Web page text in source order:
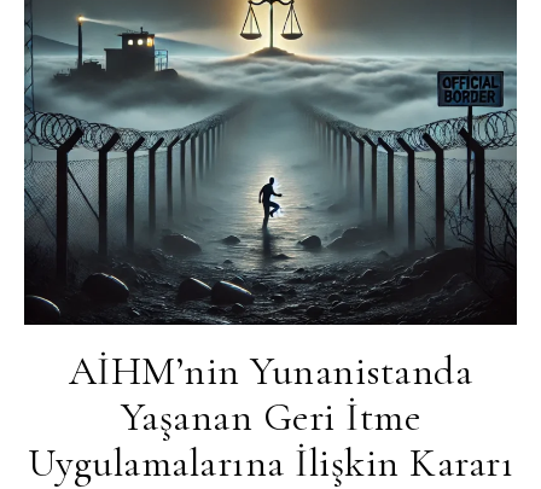
AİHM’nin Yunanistanda
Yaşanan Geri İtme
Uygulamalarına İlişkin Kararı